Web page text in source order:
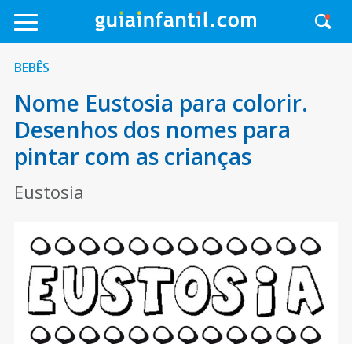
BEBÊS
Nome Eustosia para colorir.
Desenhos dos nomes para
pintar com as crianças
Eustosia